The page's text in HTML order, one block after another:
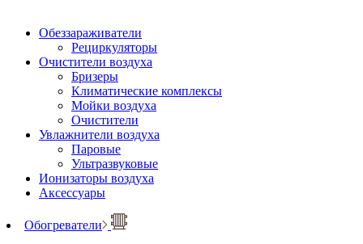
Обеззараживатели
Рециркуляторы
Очистители воздуха
Бризеры
Климатические комплексы
Мойки воздуха
Очистители
Увлажнители воздуха
Паровые
Ультразвуковые
Ионизаторы воздуха
Аксессуары
Обогреватели